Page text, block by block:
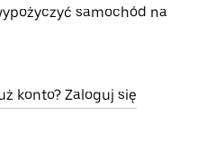
samochód na
konto? Zaloguj się